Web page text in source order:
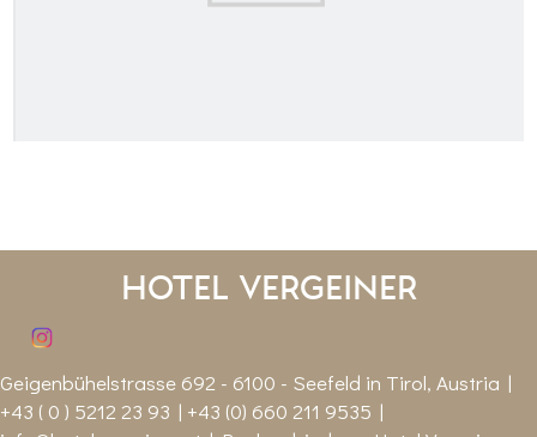
Hotel Vergeiner
Geigenbühelstrasse 692 - 6100 - Seefeld in Tirol, Austria |
+43 ( 0 ) 5212 23 93 | +43 (0) 660 211 9535 |